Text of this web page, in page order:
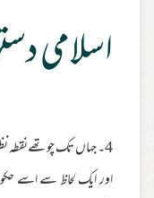
4۔ جہاں تک چوتھےنقطہ
اور ایک لحاظ سے اسے